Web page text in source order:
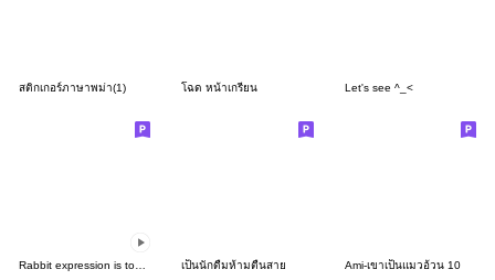
สติกเกอร์ภาษาพม่า(1) โฉด หน้าเกรียน Let's see ^_<
Rabbit expression is too rich(Anime10) เป็นนักดื่มห้ามตื่นสาย Ami-เขาเป็นแมวอ้วน 10